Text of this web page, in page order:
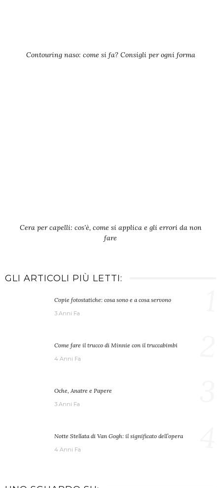
Contouring naso: come si fa? Consigli per ogni forma
Cera per capelli: cos’è, come si applica e gli errori da non
fare
GLI ARTICOLI PIÙ LETTI:
Copie fotostatiche: cosa sono e a cosa servono
3 Anni Fa
Come fare il trucco di Minnie con il truccabimbi
4 Anni Fa
Oche, Anatre e Papere
3 Anni Fa
Notte Stellata di Van Gogh: il significato dell’opera
4 Anni Fa